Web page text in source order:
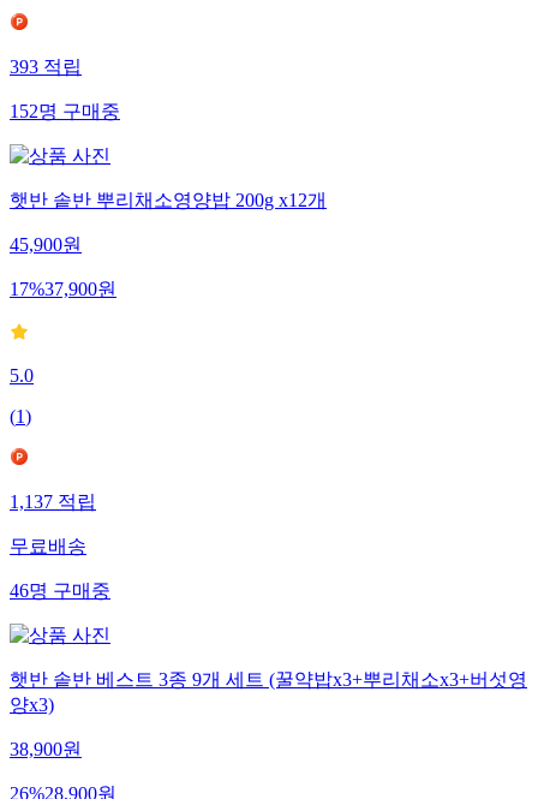
393적립
152명구매중
햇반 솥반 뿌리채소영양밥 200g x12개
45,900원
17%37,900원
5.0
(1)
1,137적립
무료배송
46명구매중
햇반 솥반 베스트 3종 9개 세트 (꿀약밥x3+뿌리채소x3+버섯영
양x3)
38,900원